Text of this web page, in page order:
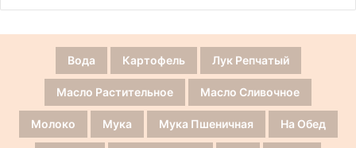
Вода Картофель Лук Репчатый
Масло Растительное Масло Сливочное
Молоко Мука Мука Пшеничная На Обед